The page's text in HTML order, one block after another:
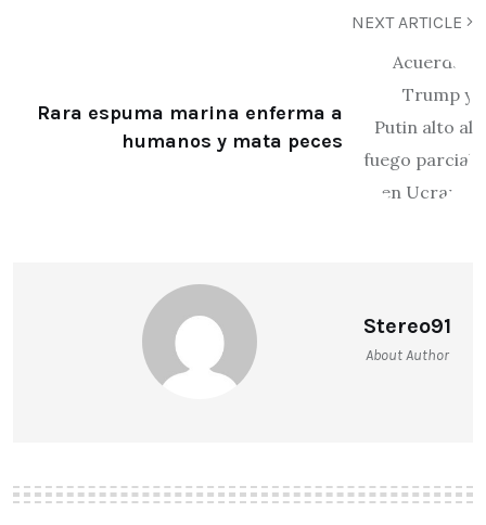
NEXT ARTICLE
Rara espuma marina enferma a
humanos y mata peces
Stereo91
About Author